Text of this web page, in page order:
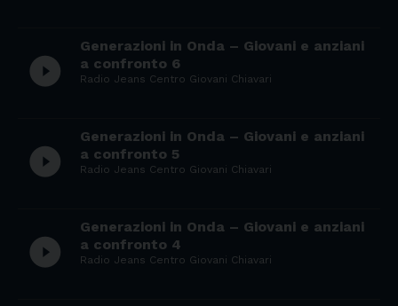
play_circle_filled
Generazioni in Onda – Giovani e anziani
a confronto 6
Radio Jeans Centro Giovani Chiavari
play_circle_filled
Generazioni in Onda – Giovani e anziani
a confronto 5
Radio Jeans Centro Giovani Chiavari
play_circle_filled
Generazioni in Onda – Giovani e anziani
a confronto 4
Radio Jeans Centro Giovani Chiavari